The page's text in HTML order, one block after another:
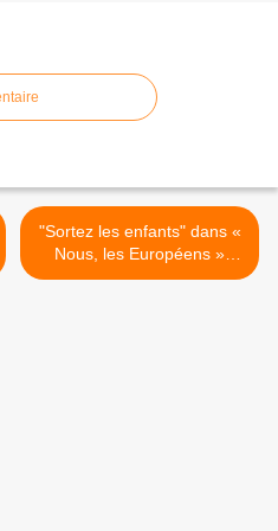
"Sortez les enfants" dans «
Nous, les Européens »
dimanche sur France 3 >